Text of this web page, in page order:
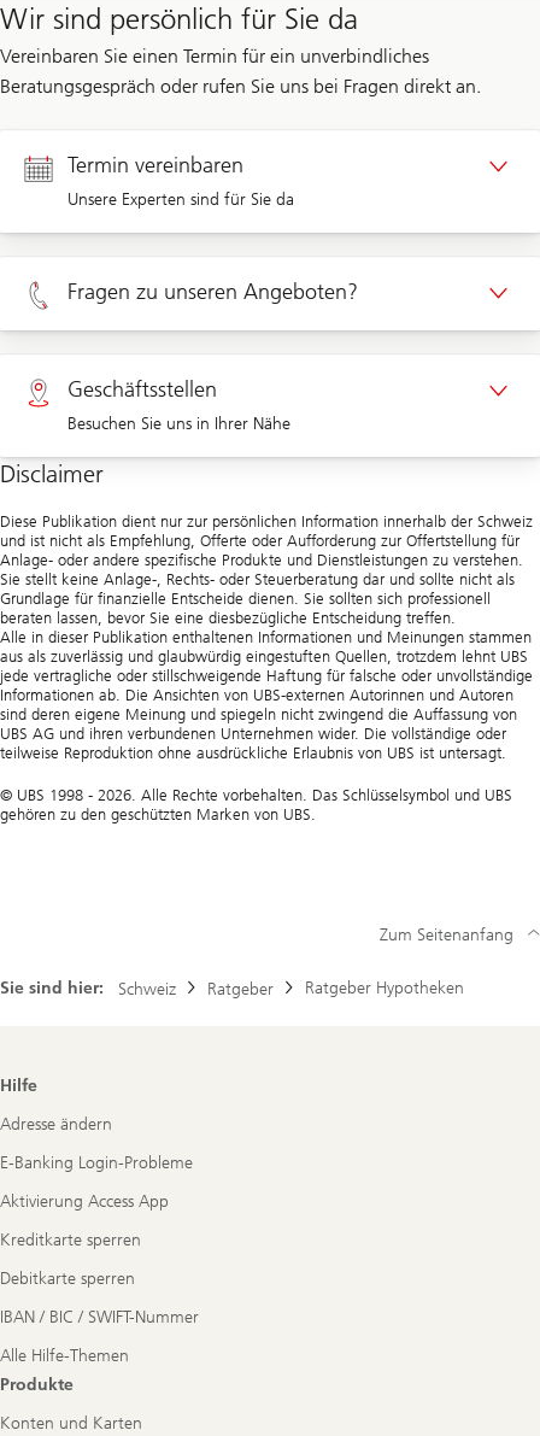
Wir sind persönlich für Sie da
Vereinbaren Sie einen Termin für ein unverbindliches
Beratungsgespräch oder rufen Sie uns bei Fragen direkt an.
Termin vereinbaren
Unsere Experten sind für Sie da
Termin Privatkunden
Fragen zu unseren Angeboten?
Privatkunden 0800 002 557
Geschäftsstellen
Besuchen Sie uns in Ihrer Nähe
Geschäftsstellen
Disclaimer
Diese Publikation dient nur zur persönlichen Information innerhalb der Schweiz
und ist nicht als Empfehlung, Offerte oder Aufforderung zur Offertstellung für
Anlage- oder andere spezifische Produkte und Dienstleistungen zu verstehen.
Sie stellt keine Anlage-, Rechts- oder Steuerberatung dar und sollte nicht als
Grundlage für finanzielle Entscheide dienen. Sie sollten sich professionell
beraten lassen, bevor Sie eine diesbezügliche Entscheidung treffen.
Alle in dieser Publikation enthaltenen Informationen und Meinungen stammen
aus als zuverlässig und glaubwürdig eingestuften Quellen, trotzdem lehnt UBS
jede vertragliche oder stillschweigende Haftung für falsche oder unvollständige
Informationen ab. Die Ansichten von UBS-externen Autorinnen und Autoren
sind deren eigene Meinung und spiegeln nicht zwingend die Auffassung von
UBS AG und ihren verbundenen Unternehmen wider. Die vollständige oder
teilweise Reproduktion ohne ausdrückliche Erlaubnis von UBS ist untersagt.
© UBS 1998 - 2026. Alle Rechte vorbehalten. Das Schlüsselsymbol und UBS
gehören zu den geschützten Marken von UBS.
Sie sind hier: Schweiz Ratgeber Ratgeber Hypotheken
Zum Seitenanfang
Footer
Hilfe
Adresse ändern
E-Banking Login-Probleme
Aktivierung Access App
Kreditkarte sperren
Debitkarte sperren
IBAN / BIC / SWIFT-Nummer
Alle Hilfe-Themen
Produkte
Konten und Karten